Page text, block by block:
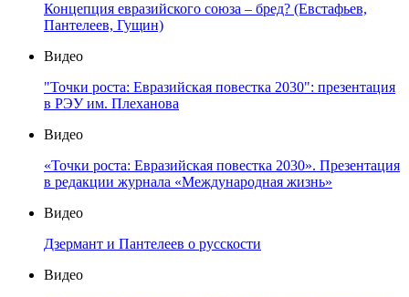
Концепция евразийского союза – бред? (Евстафьев,
Пантелеев, Гущин)
Видео
"Точки роста: Евразийская повестка 2030": презентация
в РЭУ им. Плеханова
Видео
«Точки роста: Евразийская повестка 2030». Презентация
в редакции журнала «Международная жизнь»
Видео
Дзермант и Пантелеев о русскости
Видео